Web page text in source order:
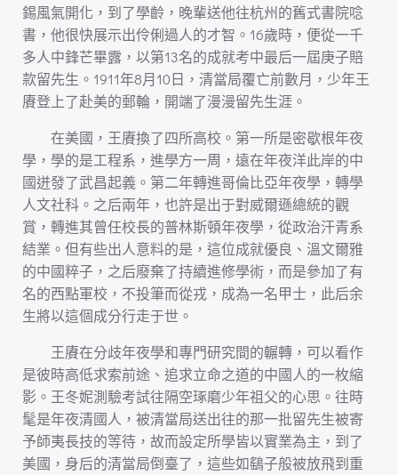
錫風氣開化，到了學齡，晚輩送他往杭州的舊式書院唸
書，他很快展示出伶俐過人的才智。16歲時，便從一千
多人中鋒芒畢露，以第13名的成就考中最后一屆庚子賠
款留先生。1911年8月10日，清當局覆亡前數月，少年王
賡登上了赴美的郵輪，開端了漫漫留先生涯。
在美國，王賡換了四所高校。第一所是密歇根年夜
學，學的是工程系，進學方一周，遠在年夜洋此岸的中
國迸發了武昌起義。第二年轉進哥倫比亞年夜學，轉學
人文社科。之后兩年，也許是出于對威爾遜總統的觀
賞，轉進其曾任校長的普林斯頓年夜學，從政治汗青系
結業。但有些出人意料的是，這位成就優良、溫文爾雅
的中國粹子，之后廢棄了持續進修學術，而是參加了有
名的西點軍校，不投筆而從戎，成為一名甲士，此后余
生將以這個成分行走于世。
王賡在分歧年夜學和專門研究間的輾轉，可以看作
是彼時高低求索前途、追求立命之道的中國人的一枚縮
影。王冬妮測驗考試往隔空琢磨少年祖父的心思。往時
髦是年夜清國人，被清當局送出往的那一批留先生被寄
予師夷長技的等待，故而設定所學皆以實業為主，到了
美國，身后的清當局倒臺了，這些如鷂子般被放飛到重